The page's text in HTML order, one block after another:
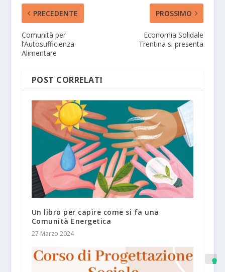
PRECEDENTE
Comunità per
l’Autosufficienza
Alimentare
PROSSIMO
Economia Solidale
Trentina si presenta
POST CORRELATI
Un libro per capire come si fa una
Comunità Energetica
27 Marzo 2024